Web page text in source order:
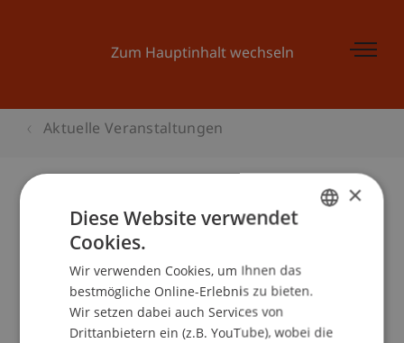
Zum Hauptinhalt wechseln
Aktuelle Veranstaltungen
Kinder-Uni Liechtenstein: «WIE
COMPUTERHELDEN LAUFEN
LERNEN! Computerspiele: Vom
Strichmännchen zur Comicfigur!»
×
Diese Website verwendet
Cookies.
Wir verwenden Cookies, um Ihnen das
bestmögliche Online-Erlebnis zu bieten.
Wir setzen dabei auch Services von
Drittanbietern ein (z.B. YouTube), wobei die